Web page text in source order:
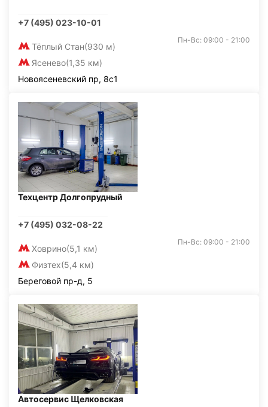
+7 (495) 023-10-01
Тёплый Стан(930 м)
Ясенево(1,35 км)
Пн-Вс: 09:00 - 21:00
Новоясеневский пр, 8с1
Техцентр Долгопрудный
+7 (495) 032-08-22
Ховрино(5,1 км)
Физтех(5,4 км)
Пн-Вс: 09:00 - 21:00
Береговой пр-д, 5
Автосервис Щелковская